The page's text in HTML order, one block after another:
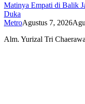
Matinya Empati di Balik
Duka
MetroAgustus 7, 2026
Alm. Yurizal Tri